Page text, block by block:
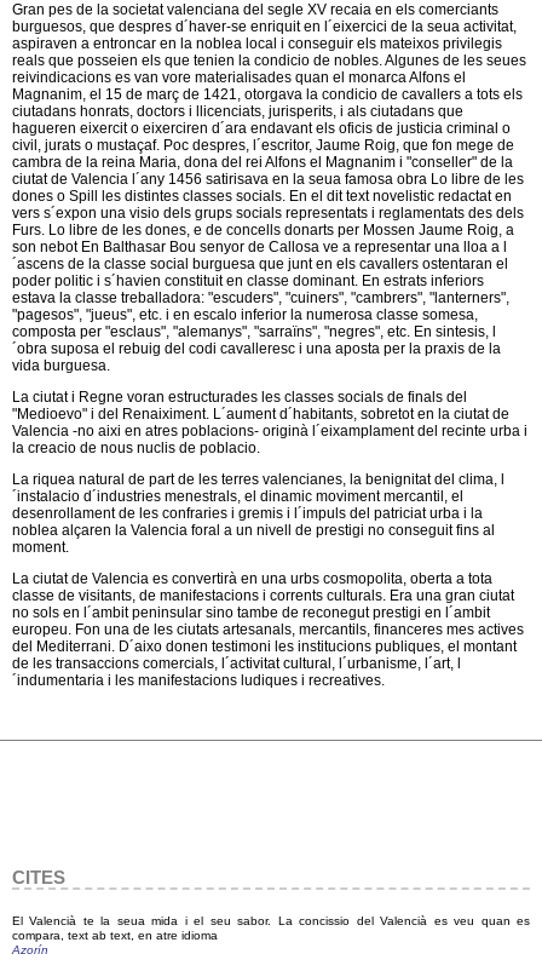
Gran pes de la societat valenciana del segle XV recaia en els comerciants
burguesos, que despres d´haver-se enriquit en l´eixercici de la seua activitat,
aspiraven a entroncar en la noblea local i conseguir els mateixos privilegis
reals que posseien els que tenien la condicio de nobles. Algunes de les seues
reivindicacions es van vore materialisades quan el monarca Alfons el
Magnanim, el 15 de març de 1421, otorgava la condicio de cavallers a tots els
ciutadans honrats, doctors i llicenciats, jurisperits, i als ciutadans que
hagueren eixercit o eixerciren d´ara endavant els oficis de justicia criminal o
civil, jurats o mustaçaf. Poc despres, l´escritor, Jaume Roig, que fon mege de
cambra de la reina Maria, dona del rei Alfons el Magnanim i "conseller" de la
ciutat de Valencia l´any 1456 satirisava en la seua famosa obra Lo libre de les
dones o Spill les distintes classes socials. En el dit text novelistic redactat en
vers s´expon una visio dels grups socials representats i reglamentats des dels
Furs. Lo libre de les dones, e de concells donarts per Mossen Jaume Roig, a
son nebot En Balthasar Bou senyor de Callosa ve a representar una lloa a l
´ascens de la classe social burguesa que junt en els cavallers ostentaran el
poder politic i s´havien constituit en classe dominant. En estrats inferiors
estava la classe treballadora: "escuders", "cuiners", "cambrers", "lanterners",
"pagesos", "jueus", etc. i en escalo inferior la numerosa classe somesa,
composta per "esclaus", "alemanys", "sarraïns", "negres", etc. En sintesis, l
´obra suposa el rebuig del codi cavalleresc i una aposta per la praxis de la
vida burguesa.
La ciutat i Regne voran estructurades les classes socials de finals del
"Medioevo" i del Renaiximent. L´aument d´habitants, sobretot en la ciutat de
Valencia -no aixi en atres poblacions- originà l´eixamplament del recinte urba i
la creacio de nous nuclis de poblacio.
La riquea natural de part de les terres valencianes, la benignitat del clima, l
´instalacio d´industries menestrals, el dinamic moviment mercantil, el
desenrollament de les confraries i gremis i l´impuls del patriciat urba i la
noblea alçaren la Valencia foral a un nivell de prestigi no conseguit fins al
moment.
La ciutat de Valencia es convertirà en una urbs cosmopolita, oberta a tota
classe de visitants, de manifestacions i corrents culturals. Era una gran ciutat
no sols en l´ambit peninsular sino tambe de reconegut prestigi en l´ambit
europeu. Fon una de les ciutats artesanals, mercantils, financeres mes actives
del Mediterrani. D´aixo donen testimoni les institucions publiques, el montant
de les transaccions comercials, l´activitat cultural, l´urbanisme, l´art, l
´indumentaria i les manifestacions ludiques i recreatives.
CITES
El Valencià te la seua mida i el seu sabor. La concissio del Valencià es veu quan es
compara, text ab text, en atre idioma
Azorín